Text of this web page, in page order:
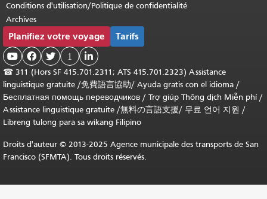
Conditions d'utilisation/Politique de confidentialité
Archives
Planifiez votre voyage Tarifs
   1 
☎ 311 (Hors SF 415.701.2311; ATS 415.701.2323) Assistance
linguistique gratuite /免費語言協助/ Ayuda gratis con el idioma /
Бесплатная помощь переводчиков / Trợ giúp Thông dịch Miễn phí/
Assistance linguistique gratuite /無料の言語支援/ 무료 언어 지원 /
Libreng tulong para sa wikang Filipino
Droits d'auteur © 2013-2025 Agence municipale des transports de San
Francisco (SFMTA). Tous droits réservés.